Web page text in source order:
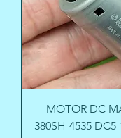
MOTOR DC
380SH-4535